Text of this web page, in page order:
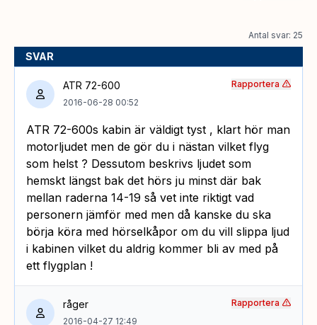
Antal svar: 25
SVAR
ATR 72-600
2016-06-28 00:52
ATR 72-600s kabin är väldigt tyst , klart hör man
motorljudet men de gör du i nästan vilket flyg
som helst ? Dessutom beskrivs ljudet som
hemskt längst bak det hörs ju minst där bak
mellan raderna 14-19 så vet inte riktigt vad
personern jämför med men då kanske du ska
börja köra med hörselkåpor om du vill slippa ljud
i kabinen vilket du aldrig kommer bli av med på
ett flygplan !
Rapportera
råger
2016-04-27 12:49
Rapportera